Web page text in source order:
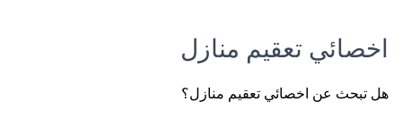
اخصائي تعقيم منازل
هل تبحث عن اخصائي تعقيم منازل؟